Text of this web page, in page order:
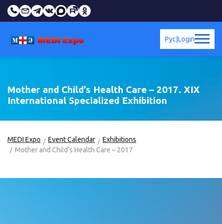
Login
Рус
Mother and Child’s Health Care – 2017. XIX
International Specialized Exhibition
MEDI Expo Event Calendar
Exhibitions
Mother and Child’s Health Care – 2017